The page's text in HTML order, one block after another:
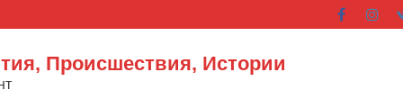
Происшествия, Истории